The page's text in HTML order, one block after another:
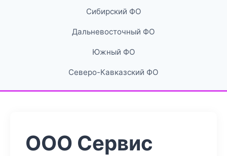
Сибирский ФО
Дальневосточный ФО
Южный ФО
Северо-Кавказский ФО
ООО Сервис